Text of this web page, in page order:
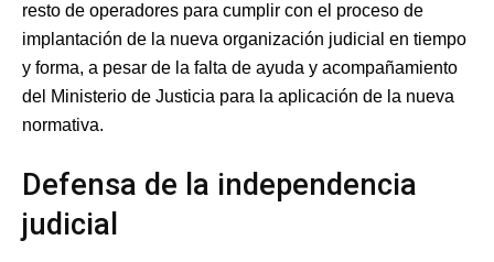
resto de operadores para cumplir con el proceso de
implantación de la nueva organización judicial en tiempo
y forma, a pesar de la falta de ayuda y acompañamiento
del Ministerio de Justicia para la aplicación de la nueva
normativa.
Defensa de la independencia
judicial